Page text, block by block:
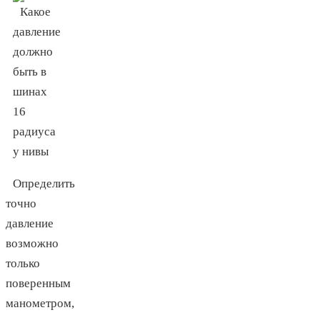
Определить
точно
давление
возможно
только
поверенным
манометром,